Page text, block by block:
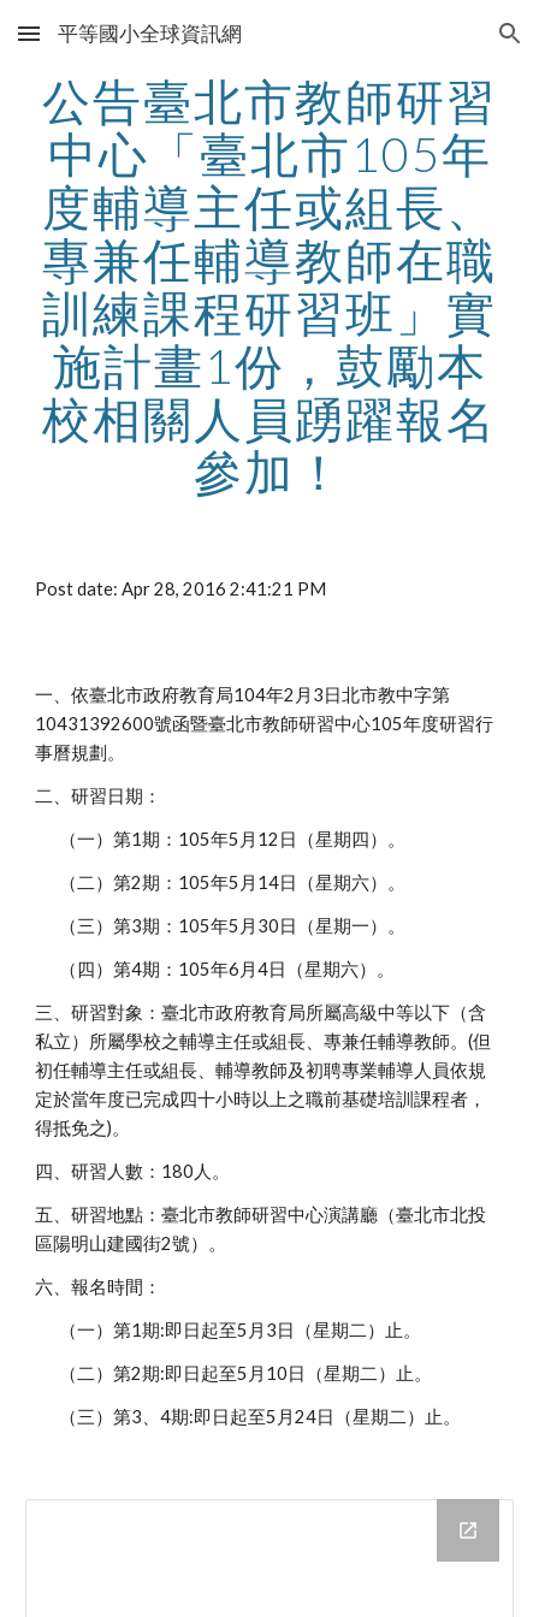
Skip to main content Skip to navigation
平等國小全球資訊網
公告臺北市教師研習
中心「臺北市105年
度輔導主任或組長、
專兼任輔導教師在職
訓練課程研習班」實
施計畫1份，鼓勵本
校相關人員踴躍報名
參加！
Post date: Apr 28, 2016 2:41:21 PM
一、依臺北市政府教育局104年2月3日北市教中字第
10431392600號函暨臺北市教師研習中心105年度研習行
事曆規劃。
二、研習日期：
（一）第1期：105年5月12日（星期四）。
（二）第2期：105年5月14日（星期六）。
（三）第3期：105年5月30日（星期一）。
（四）第4期：105年6月4日（星期六）。
三、研習對象：臺北市政府教育局所屬高級中等以下（含
私立）所屬學校之輔導主任或組長、專兼任輔導教師。(但
初任輔導主任或組長、輔導教師及初聘專業輔導人員依規
定於當年度已完成四十小時以上之職前基礎培訓課程者，
得抵免之)。
四、研習人數：180人。
五、研習地點：臺北市教師研習中心演講廳（臺北市北投
區陽明山建國街2號）。
六、報名時間：
（一）第1期:即日起至5月3日（星期二）止。
（二）第2期:即日起至5月10日（星期二）止。
（三）第3、4期:即日起至5月24日（星期二）止。